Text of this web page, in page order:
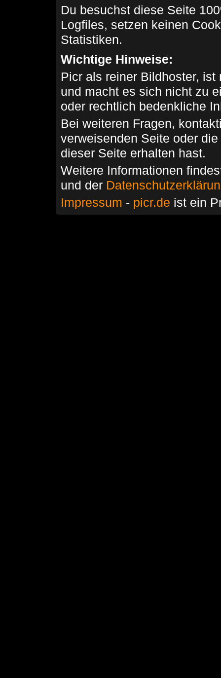
Du besuchst diese Seite
Logfiles, setzen keinen
Statistiken.
Wichtige Hinweise:
Picr als reiner Bildhoster,
und macht es sich nicht zu
oder rechtlich bedenkliche
Bei weiteren Fragen,
verweisenden Seite oder
dieser Seite erhalten hast.
Weitere Informationen
und der
Impressum - picr.de ist ein